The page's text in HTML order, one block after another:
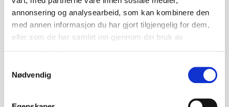
annonsering og analysearbeid, som kan kombinere den
med annen informasjon du har gjort tilgjengelig for dem,
eller som de har samlet inn gjennom din bruk av
Nødvendig
Description
Collected lot of various collector coins/medals
• Zimbabwe 100 Trillion Dollar banknote, year